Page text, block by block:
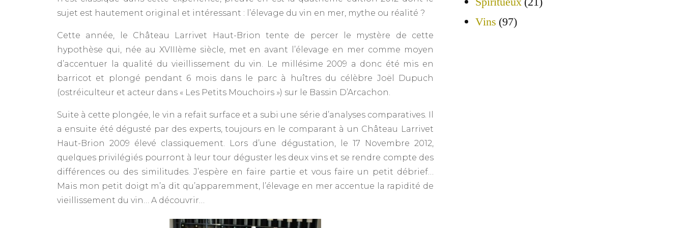
sujet est hautement original et intéressant : l’élevage du vin en mer, mythe ou réalité ?
Cette année, le Château Larrivet Haut-Brion tente de percer le mystère de cette
hypothèse qui, née au XVIIIème siècle, met en avant l’élevage en mer comme moyen
d’accentuer la qualité du vieillissement du vin. Le millésime 2009 a donc été mis en
barricot et plongé pendant 6 mois dans le parc à huîtres du célèbre Joël Dupuch
(ostréiculteur et acteur dans « Les Petits Mouchoirs ») sur le Bassin D’Arcachon.
Suite à cette plongée, le vin a refait surface et a subi une série d’analyses comparatives. Il
a ensuite été dégusté par des experts, toujours en le comparant à un Château Larrivet
Haut-Brion 2009 élevé classiquement. Lors d’une dégustation, le 17 Novembre 2012,
quelques privilégiés pourront à leur tour déguster les deux vins et se rendre compte des
différences ou des similitudes. J’espère en faire partie et vous faire un petit débrief…
Mais mon petit doigt m’a dit qu’apparemment, l’élevage en mer accentue la rapidité de
vieillissement du vin… A découvrir…
Vins (97)